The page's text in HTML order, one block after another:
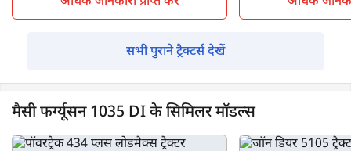
सभी पुराने ट्रैक्टर्स देखें
मैसी फर्ग्यूसन 1035 DI के सिमिलर मॉडल्स